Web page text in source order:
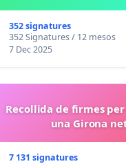
352 signatures
352 Signatures / 12 mesos
7 Dec 2025
Recollida de firmes
una Girona
7 131 signatures